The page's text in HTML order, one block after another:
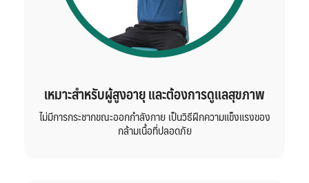
เหมาะสำหรับผู้สูงอายุและต้องการดูแลสุขภาพ
ไม่มีการกระชากขณะออกกำลังกาย เป็นวิธีฝึกความแข็งแรงของ
กล้ามเนื้อที่ปลอดภัย